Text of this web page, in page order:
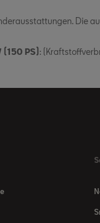
Die
PS) :